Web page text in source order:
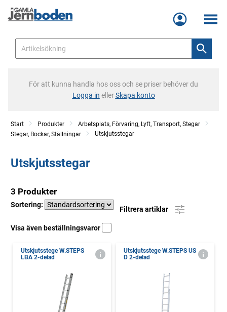
Meny
För att kunna handla hos oss och se priser behöver du
Logga in ellerSkapa konto
Start Produkter
Arbetsplats, Förvaring, Lyft, Transport, Stegar
Stegar, Bockar, Ställningar
Utskjutsstegar
Utskjutsstegar
3 Produkter
Sortering:
Filtrera artiklar
Visa även beställningsvaror
Utskjutsstege W.STEPS
LBA 2-delad
Utskjutsstege W.STEPS US
D 2-delad